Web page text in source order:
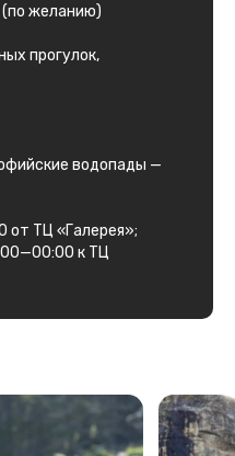
желанию)
прогулок,
водопады —
от ТЦ «Галерея»;
к ТЦ